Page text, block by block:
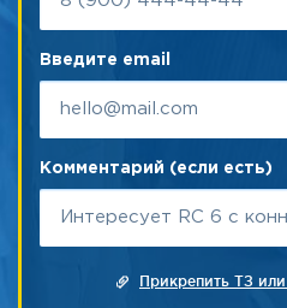
Введите email
Комментарий (если есть)
Прикрепить ТЗ